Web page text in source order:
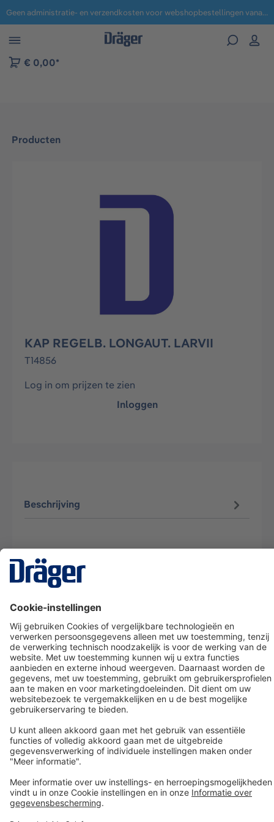
naar navigatie B2B-platform Geen administratie- en verzendkosten voor webshopbestellingen vanaf € 100,-.
€ 0,00*
Producten
Afbeeldingengalerij overslaan
KAP REGELB. LONGAUT. LARVII
T14856
Log in om prijzen te zien
Inloggen
Beschrijving
Dräger klantenservice
Over Dräger
Bestellen in onze webshop
Community